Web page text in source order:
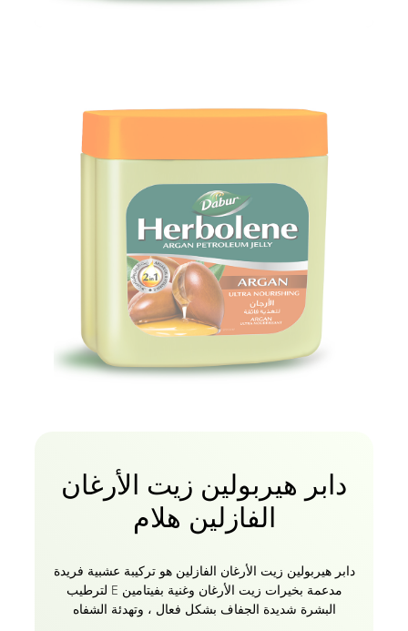
دابر هيربولين زيت الأرغان
الفازلين هلام
دابر هيربولين زيت الأرغان الفازلين هو تركيبة عشبية فريدة
مدعمة بخيرات زيت الأرغان وغنية بفيتامين E لترطيب
البشرة شديدة الجفاف بشكل فعال ، وتهدئة الشفاه